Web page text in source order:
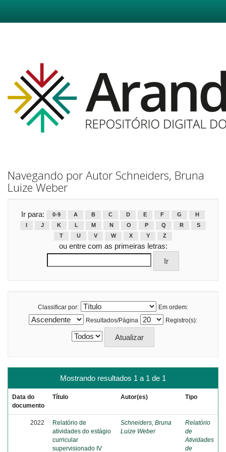
Navegando por Autor Schneiders, Bruna
Luize Weber
Ir para: 0-9 A B C D E F G
H
J K L M N O P Q R
S
T
U V W X Y Z
ou entre com as primeiras letras:
Classificar por:
Em ordem:
Resultados/Página
Registro(s):
Mostrando resultados 1 a 1 de 1
Data do
documento
Título Autor(es) Tipo
2022
Relatório de
atividades do estágio
curricular
supervisionado IV
Schneiders, Bruna
Luize Weber
Relatório
de
Atividades
de